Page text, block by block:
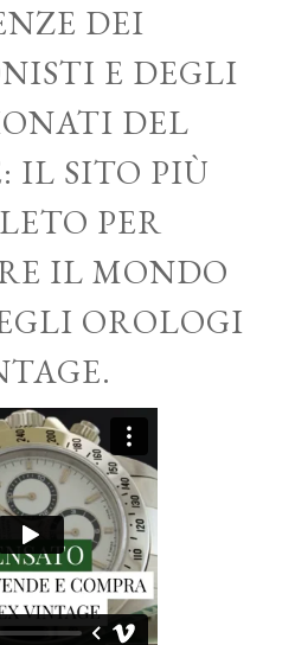
DEI
E DEGLI
DEL
IL SITO PIÙ
PER
IL MONDO
OROLOGI